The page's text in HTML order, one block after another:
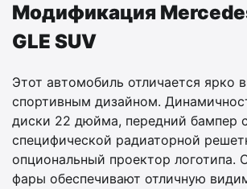
Модификация
GLE SUV
Этот автомобиль отличается ярко
спортивным дизайном.
диски 22 дюйма, передний бампер
специфической радиаторной
опциональный проектор логотипа.
фары обеспечивают отличную